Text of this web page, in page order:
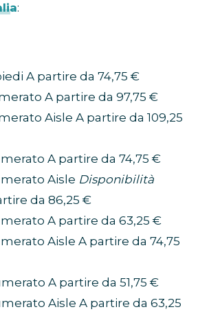
:
A partire da 74,75 €
A partire da 97,75 €
Aisle A partire da 109,25
A partire da 74,75 €
Aisle Disponibilità
da 86,25 €
A partire da 63,25 €
Aisle A partire da 74,75
A partire da 51,75 €
Aisle A partire da 63,25